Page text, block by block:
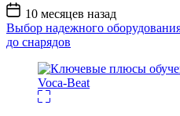
Дата
записи
10 месяцев назад
Выбор надежного
до снарядов